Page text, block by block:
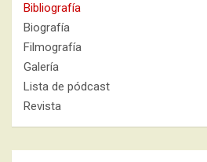
Bibliografía
Biografía
Filmografía
Galería
Lista de pódcast
Revista